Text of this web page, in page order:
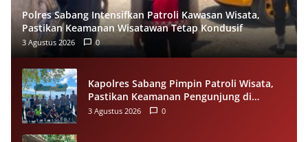
Polres Sabang Intensifkan Patroli Kawasan Wisata,
Pastikan Keamanan Wisatawan Tetap Kondusif
3 Agustus 2026 0
Kapolres Sabang Pimpin Patroli Wisata,
Pastikan Keamanan Pengunjung di
Destinasi Wisata Tetap Kondusif
3 Agustus 2026 0